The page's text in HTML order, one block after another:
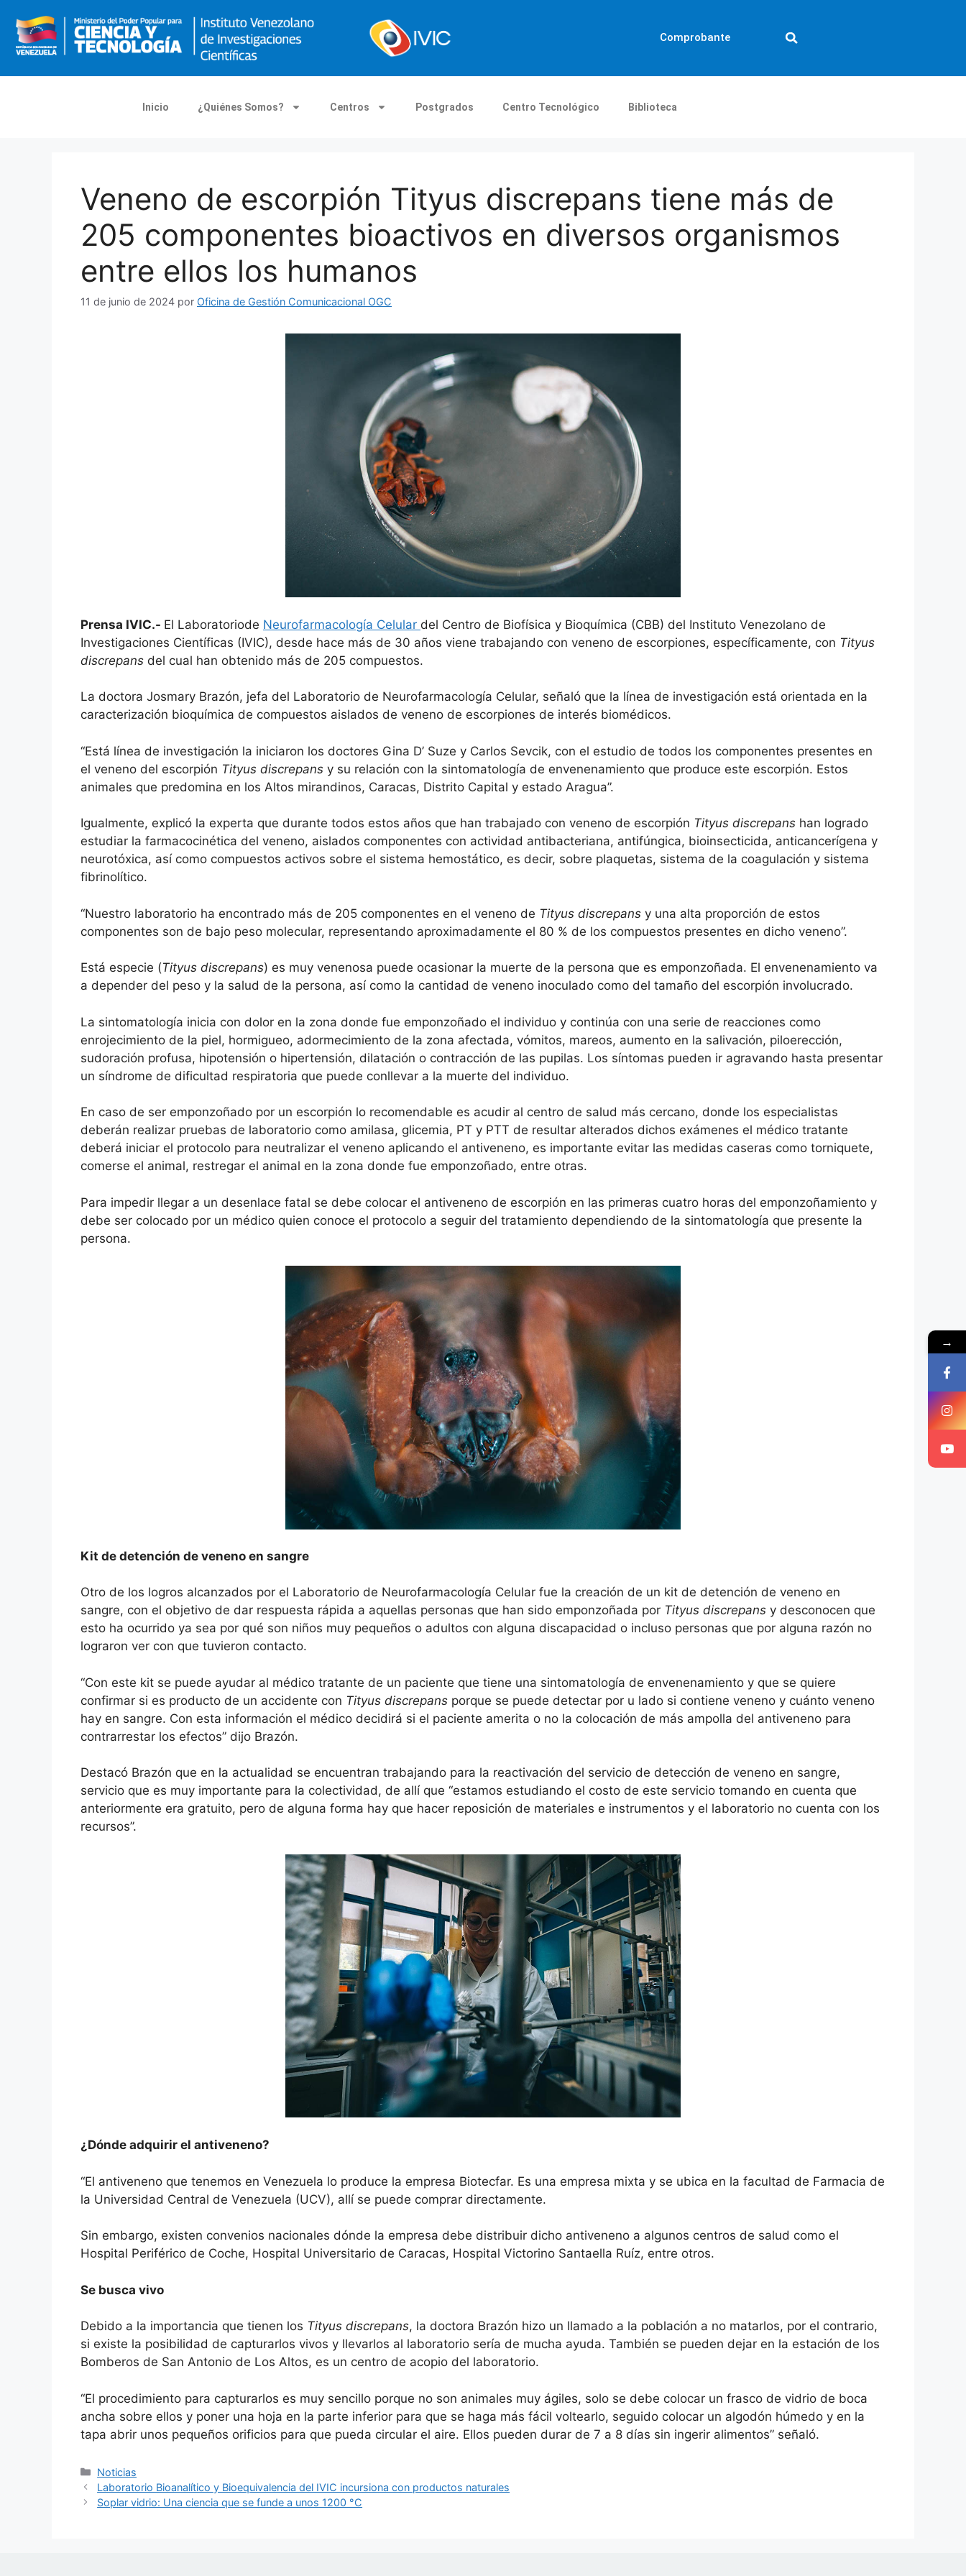
Comprobante
Inicio ¿Quiénes Somos? Centros Postgrados Centro Tecnológico Biblioteca
Veneno de escorpión Tityus discrepans tiene más de
205 componentes bioactivos en diversos organismos
entre ellos los humanos
11 de junio de 2024 por Oficina de Gestión Comunicacional OGC
Prensa IVIC.- El Laboratoriode Neurofarmacología Celular del Centro de Biofísica y Bioquímica (CBB) del Instituto Venezolano de
Investigaciones Científicas (IVIC), desde hace más de 30 años viene trabajando con veneno de escorpiones, específicamente, con Tityus
discrepans del cual han obtenido más de 205 compuestos.
La doctora Josmary Brazón, jefa del Laboratorio de Neurofarmacología Celular, señaló que la línea de investigación está orientada en la
caracterización bioquímica de compuestos aislados de veneno de escorpiones de interés biomédicos.
“Está línea de investigación la iniciaron los doctores Gina D’ Suze y Carlos Sevcik, con el estudio de todos los componentes presentes en
el veneno del escorpión Tityus discrepans y su relación con la sintomatología de envenenamiento que produce este escorpión. Estos
animales que predomina en los Altos mirandinos, Caracas, Distrito Capital y estado Aragua”.
Igualmente, explicó la experta que durante todos estos años que han trabajado con veneno de escorpión Tityus discrepans han logrado
estudiar la farmacocinética del veneno, aislados componentes con actividad antibacteriana, antifúngica, bioinsecticida, anticancerígena y
neurotóxica, así como compuestos activos sobre el sistema hemostático, es decir, sobre plaquetas, sistema de la coagulación y sistema
fibrinolítico.
“Nuestro laboratorio ha encontrado más de 205 componentes en el veneno de Tityus discrepans y una alta proporción de estos
componentes son de bajo peso molecular, representando aproximadamente el 80 % de los compuestos presentes en dicho veneno”.
Está especie (Tityus discrepans) es muy venenosa puede ocasionar la muerte de la persona que es emponzoñada. El envenenamiento va
a depender del peso y la salud de la persona, así como la cantidad de veneno inoculado como del tamaño del escorpión involucrado.
La sintomatología inicia con dolor en la zona donde fue emponzoñado el individuo y continúa con una serie de reacciones como
enrojecimiento de la piel, hormigueo, adormecimiento de la zona afectada, vómitos, mareos, aumento en la salivación, piloerección,
sudoración profusa, hipotensión o hipertensión, dilatación o contracción de las pupilas. Los síntomas pueden ir agravando hasta presentar
un síndrome de dificultad respiratoria que puede conllevar a la muerte del individuo.
En caso de ser emponzoñado por un escorpión lo recomendable es acudir al centro de salud más cercano, donde los especialistas
deberán realizar pruebas de laboratorio como amilasa, glicemia, PT y PTT de resultar alterados dichos exámenes el médico tratante
deberá iniciar el protocolo para neutralizar el veneno aplicando el antiveneno, es importante evitar las medidas caseras como torniquete,
comerse el animal, restregar el animal en la zona donde fue emponzoñado, entre otras.
Para impedir llegar a un desenlace fatal se debe colocar el antiveneno de escorpión en las primeras cuatro horas del emponzoñamiento y
debe ser colocado por un médico quien conoce el protocolo a seguir del tratamiento dependiendo de la sintomatología que presente la
persona.
Kit de detención de veneno en sangre
Otro de los logros alcanzados por el Laboratorio de Neurofarmacología Celular fue la creación de un kit de detención de veneno en
sangre, con el objetivo de dar respuesta rápida a aquellas personas que han sido emponzoñada por Tityus discrepans y desconocen que
esto ha ocurrido ya sea por qué son niños muy pequeños o adultos con alguna discapacidad o incluso personas que por alguna razón no
lograron ver con que tuvieron contacto.
“Con este kit se puede ayudar al médico tratante de un paciente que tiene una sintomatología de envenenamiento y que se quiere
confirmar si es producto de un accidente con Tityus discrepans porque se puede detectar por u lado si contiene veneno y cuánto veneno
hay en sangre. Con esta información el médico decidirá si el paciente amerita o no la colocación de más ampolla del antiveneno para
contrarrestar los efectos” dijo Brazón.
Destacó Brazón que en la actualidad se encuentran trabajando para la reactivación del servicio de detección de veneno en sangre,
servicio que es muy importante para la colectividad, de allí que “estamos estudiando el costo de este servicio tomando en cuenta que
anteriormente era gratuito, pero de alguna forma hay que hacer reposición de materiales e instrumentos y el laboratorio no cuenta con los
recursos”.
¿Dónde adquirir el antiveneno?
“El antiveneno que tenemos en Venezuela lo produce la empresa Biotecfar. Es una empresa mixta y se ubica en la facultad de Farmacia de
la Universidad Central de Venezuela (UCV), allí se puede comprar directamente.
Sin embargo, existen convenios nacionales dónde la empresa debe distribuir dicho antiveneno a algunos centros de salud como el
Hospital Periférico de Coche, Hospital Universitario de Caracas, Hospital Victorino Santaella Ruíz, entre otros.
Se busca vivo
Debido a la importancia que tienen los Tityus discrepans, la doctora Brazón hizo un llamado a la población a no matarlos, por el contrario,
si existe la posibilidad de capturarlos vivos y llevarlos al laboratorio sería de mucha ayuda. También se pueden dejar en la estación de los
Bomberos de San Antonio de Los Altos, es un centro de acopio del laboratorio.
“El procedimiento para capturarlos es muy sencillo porque no son animales muy ágiles, solo se debe colocar un frasco de vidrio de boca
ancha sobre ellos y poner una hoja en la parte inferior para que se haga más fácil voltearlo, seguido colocar un algodón húmedo y en la
tapa abrir unos pequeños orificios para que pueda circular el aire. Ellos pueden durar de 7 a 8 días sin ingerir alimentos” señaló.
Noticias
Laboratorio Bioanalítico y Bioequivalencia del IVIC incursiona con productos naturales
Soplar vidrio: Una ciencia que se funde a unos 1200 °C
→